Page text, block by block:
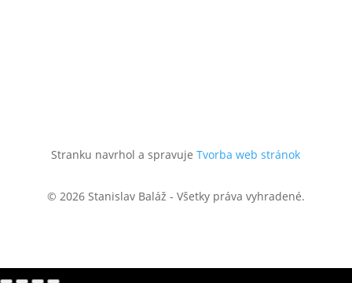
Stranku navrhol a spravujeTvorba web stránok
© 2026 Stanislav Baláž - Všetky práva vyhradené.